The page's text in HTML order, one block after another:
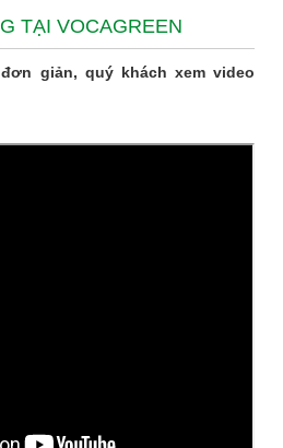
TẠI VOCAGREEN
giản, quý khách xem video